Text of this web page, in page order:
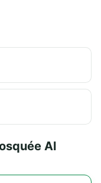
Al